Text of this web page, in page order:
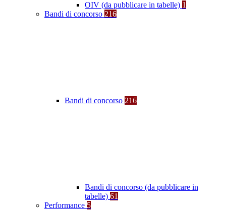
OIV (da pubblicare in tabelle) 1
Bandi di concorso 216
Bandi di concorso 216
Bandi di concorso (da pubblicare in
tabelle) 61
Performance 5